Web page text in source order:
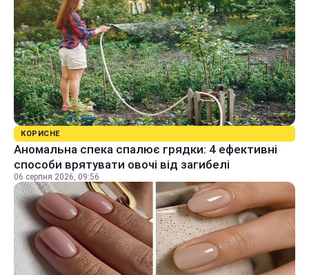
КОРИСНЕ
Аномальна спека спалює грядки: 4 ефективні
способи врятувати овочі від загибелі
06 серпня 2026, 09:56